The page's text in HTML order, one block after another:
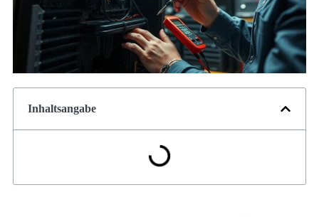
Inhaltsangabe